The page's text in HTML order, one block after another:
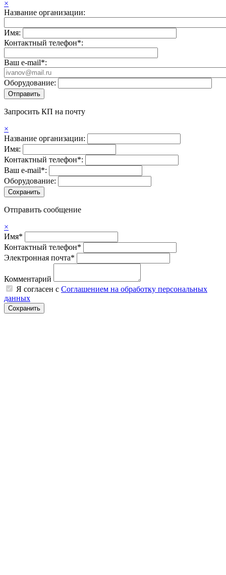
×
Название организации:
Имя:
Контактный телефон*:
Ваш e-mail*:
Оборудование:
Запросить КП на почту
×
Название организации:
Имя:
Контактный телефон*:
Ваш e-mail*:
Оборудование:
Отправить сообщение
×
Имя*
Контактный телефон*
Электронная почта*
Комментарий
Я согласен с Соглашением на обработку персональных
данных